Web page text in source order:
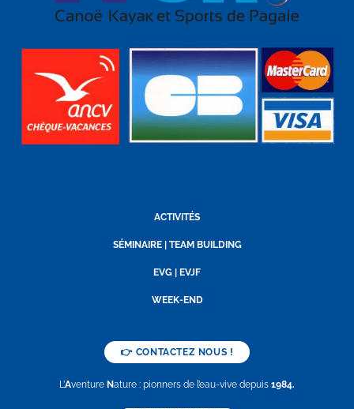
ACTIVITÉS
SÉMINAIRE | TEAM BUILDING
EVG | EVJF
WEEK-END
👉 CONTACTEZ NOUS !
L’Aventure Nature : pionners de l’eau-vive depuis 1984.